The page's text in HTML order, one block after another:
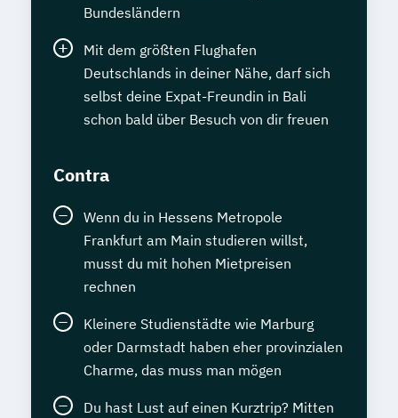
Bundesländern
Mit dem größten Flughafen
Deutschlands in deiner Nähe, darf sich
selbst deine Expat-Freundin in Bali
schon bald über Besuch von dir freuen
Contra
Wenn du in Hessens Metropole
Frankfurt am Main studieren willst,
musst du mit hohen Mietpreisen
rechnen
Kleinere Studienstädte wie Marburg
oder Darmstadt haben eher provinzialen
Charme, das muss man mögen
Du hast Lust auf einen Kurztrip? Mitten